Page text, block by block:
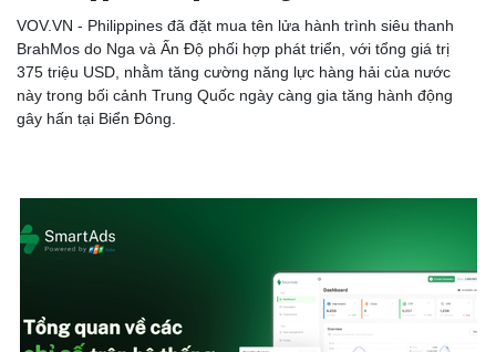
VOV.VN - Philippines đã đặt mua tên lửa hành trình siêu thanh
BrahMos do Nga và Ấn Độ phối hợp phát triển, với tổng giá trị
375 triệu USD, nhằm tăng cường năng lực hàng hải của nước
này trong bối cảnh Trung Quốc ngày càng gia tăng hành động
gây hấn tại Biển Đông.